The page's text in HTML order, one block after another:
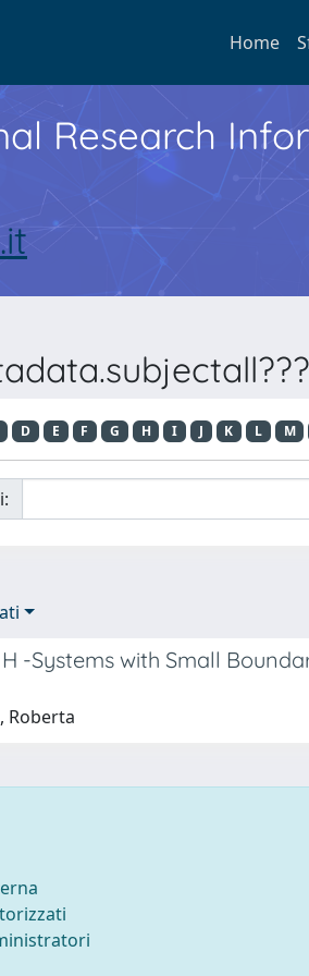
Home
Research
D E F G H I J K L M
-Systems with Small
Roberta